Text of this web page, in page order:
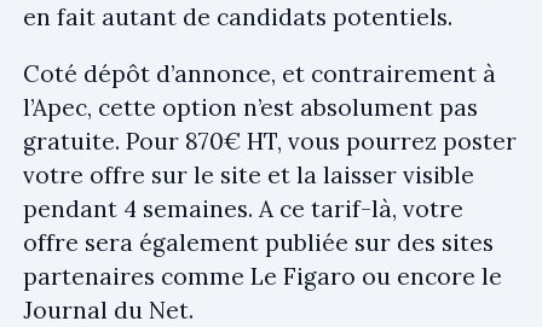
en fait autant de candidats potentiels.
Coté dépôt d’annonce, et contrairement à
l’Apec, cette option n’est absolument pas
gratuite. Pour 870€ HT, vous pourrez poster
votre offre sur le site et la laisser visible
pendant 4 semaines. A ce tarif-là, votre
offre sera également publiée sur des sites
partenaires comme Le Figaro ou encore le
Journal du Net.